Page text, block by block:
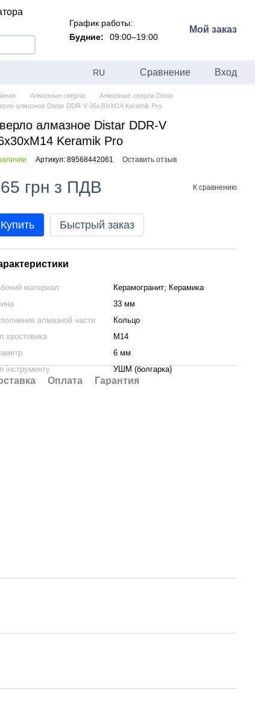
График работы:
Будние:
09:00–19:00
Мой заказ
RU Сравнение Вход
Алмазные сверла
Алмазные сверла Distar
алмазное Distar DDR-V 06x30xM14 Keramik Pro
алмазное Distar DDR-V
Keramik Pro
Артикул: 89568442061 Оставить отзыв
грн з ПДВ К сравнению
Купить Быстрый заказ
материал
Керамогранит; Керамика
33 мм
алмазной части
Кольцо
хвостовика
М14
6 мм
інструменту
УШМ (болгарка)
Оплата Гарантия